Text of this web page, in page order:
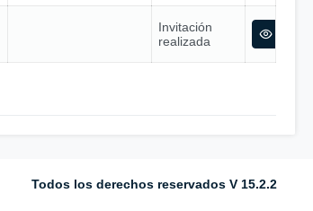
Invitación
realizada
Todos los derechos reservados V 15.2.2